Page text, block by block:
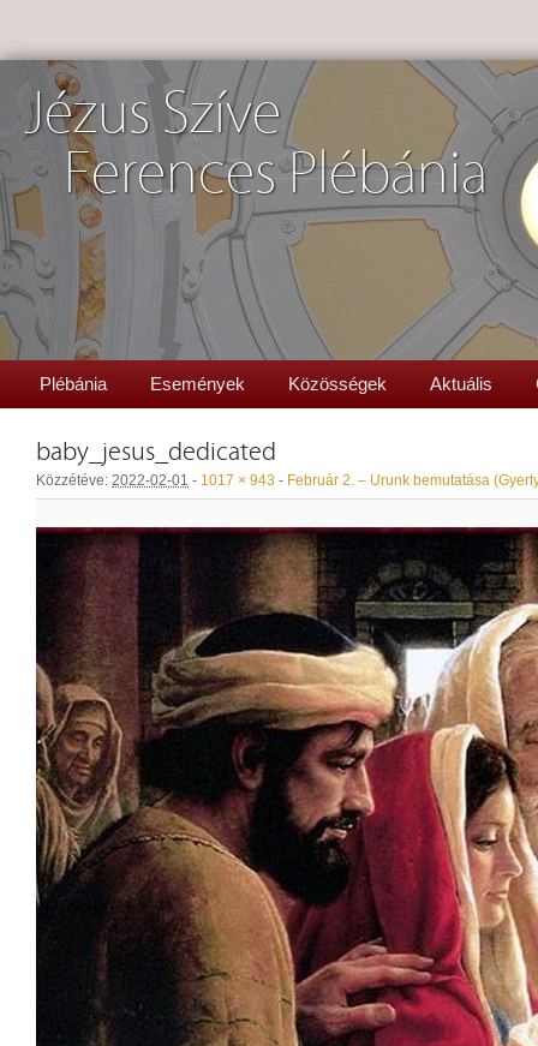
Jézus Szíve
Ferences Plébánia
Plébánia Események Közösségek Aktuális
baby_jesus_dedicated
Közzétéve: 2022-02-01 - 1017 × 943 - Február 2. – Urunk bemutatása